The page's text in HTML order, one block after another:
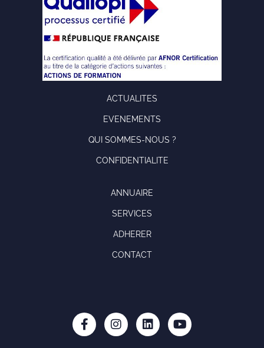
ACTUALITES
EVENEMENTS
QUI SOMMES-NOUS ?
CONFIDENTIALITE
ANNUAIRE
SERVICES
ADHERER
CONTACT